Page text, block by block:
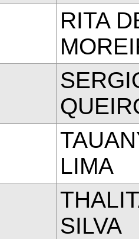
RITA
LIMA
SILVA